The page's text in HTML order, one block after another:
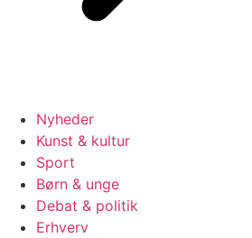
Nyheder
Kunst & kultur
Sport
Børn & unge
Debat & politik
Erhverv